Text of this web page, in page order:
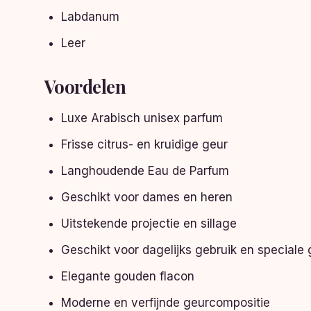
Labdanum
Leer
Voordelen
Luxe Arabisch unisex parfum
Frisse citrus- en kruidige geur
Langhoudende Eau de Parfum
Geschikt voor dames en heren
Uitstekende projectie en sillage
Geschikt voor dagelijks gebruik en speciale
Elegante gouden flacon
Moderne en verfijnde geurcompositie